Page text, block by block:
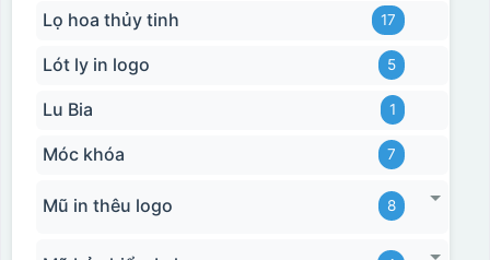
Lọ hoa thủy tinh 17
Lót ly in logo 5
Lu Bia 1
Móc khóa 7
Mũ in thêu logo 8